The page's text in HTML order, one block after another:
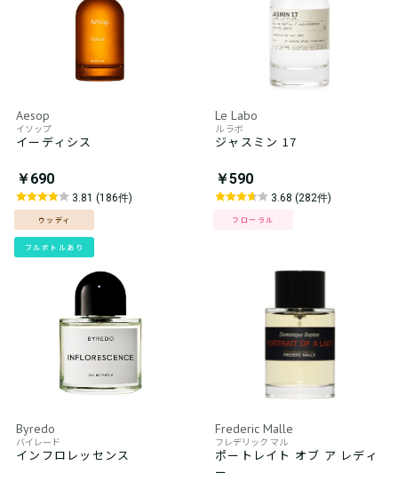
Aesop
イソップ
イーディシス
￥690
3.81 (186件)
ウッディ
フルボトルあり
Le Labo
ル ラボ
ジャスミン 17
￥590
3.68 (282件)
フローラル
Byredo
バイレード
インフロレッセンス
Frederic Malle
フレデリック マル
ポートレイト オブ ア レディ
ー